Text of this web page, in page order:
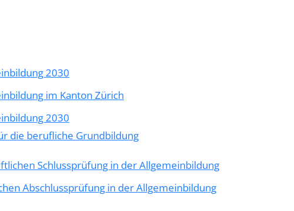
2030
im Kanton Zürich
2030
die berufliche Grundbildung
Schlussprüfung in der Allgemeinbildung
Abschlussprüfung in der Allgemeinbildung